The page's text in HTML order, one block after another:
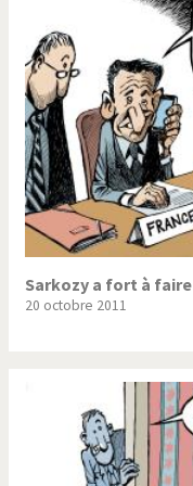
Trump II
Vous avez dit "Islam"?
Sarkozy a fort à faire
20 octobre 2011